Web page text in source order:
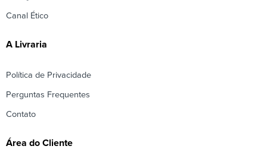
Canal Ético
A Livraria
Política de Privacidade
Perguntas Frequentes
Contato
Área do Cliente